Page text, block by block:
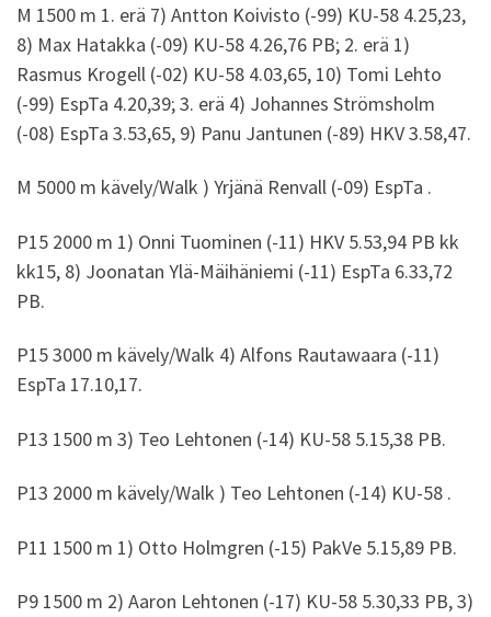
M 1500 m 1. erä 7) Antton Koivisto (-99) KU-58 4.25,23,
8) Max Hatakka (-09) KU-58 4.26,76 PB; 2. erä 1)
Rasmus Krogell (-02) KU-58 4.03,65, 10) Tomi Lehto
(-99) EspTa 4.20,39; 3. erä 4) Johannes Strömsholm
(-08) EspTa 3.53,65, 9) Panu Jantunen (-89) HKV 3.58,47.
M 5000 m kävely/Walk ) Yrjänä Renvall (-09) EspTa .
P15 2000 m 1) Onni Tuominen (-11) HKV 5.53,94 PB kk
kk15, 8) Joonatan Ylä-Mäihäniemi (-11) EspTa 6.33,72
PB.
P15 3000 m kävely/Walk 4) Alfons Rautawaara (-11)
EspTa 17.10,17.
P13 1500 m 3) Teo Lehtonen (-14) KU-58 5.15,38 PB.
P13 2000 m kävely/Walk ) Teo Lehtonen (-14) KU-58 .
P11 1500 m 1) Otto Holmgren (-15) PakVe 5.15,89 PB.
P9 1500 m 2) Aaron Lehtonen (-17) KU-58 5.30,33 PB, 3)